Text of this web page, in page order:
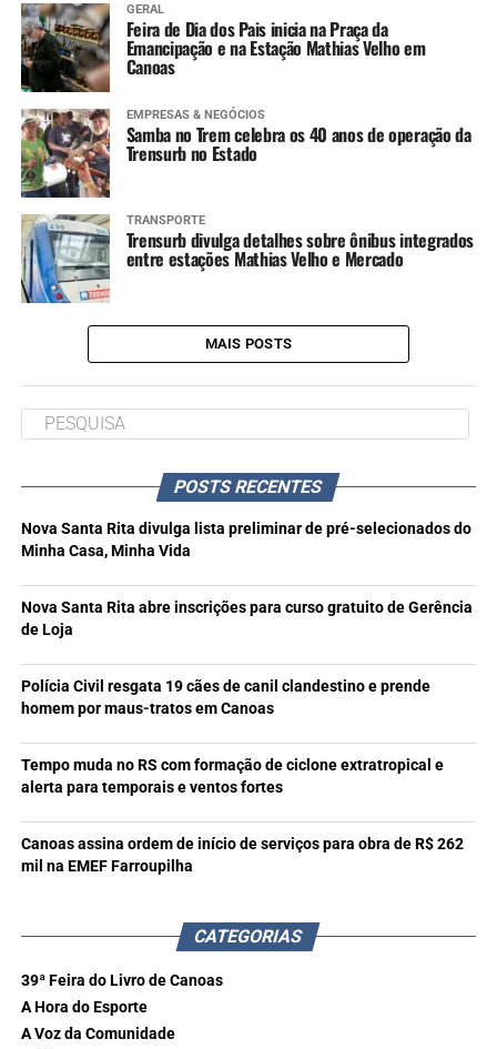
GERAL
Feira de Dia dos Pais inicia na Praça da
Emancipação e na Estação Mathias Velho em
Canoas
EMPRESAS & NEGÓCIOS
Samba no Trem celebra os 40 anos de operação da
Trensurb no Estado
TRANSPORTE
Trensurb divulga detalhes sobre ônibus integrados
entre estações Mathias Velho e Mercado
MAIS POSTS
POSTS RECENTES
Nova Santa Rita divulga lista preliminar de pré-selecionados do
Minha Casa, Minha Vida
Nova Santa Rita abre inscrições para curso gratuito de Gerência
de Loja
Polícia Civil resgata 19 cães de canil clandestino e prende
homem por maus-tratos em Canoas
Tempo muda no RS com formação de ciclone extratropical e
alerta para temporais e ventos fortes
Canoas assina ordem de início de serviços para obra de R$ 262
mil na EMEF Farroupilha
CATEGORIAS
39ª Feira do Livro de Canoas
A Hora do Esporte
A Voz da Comunidade